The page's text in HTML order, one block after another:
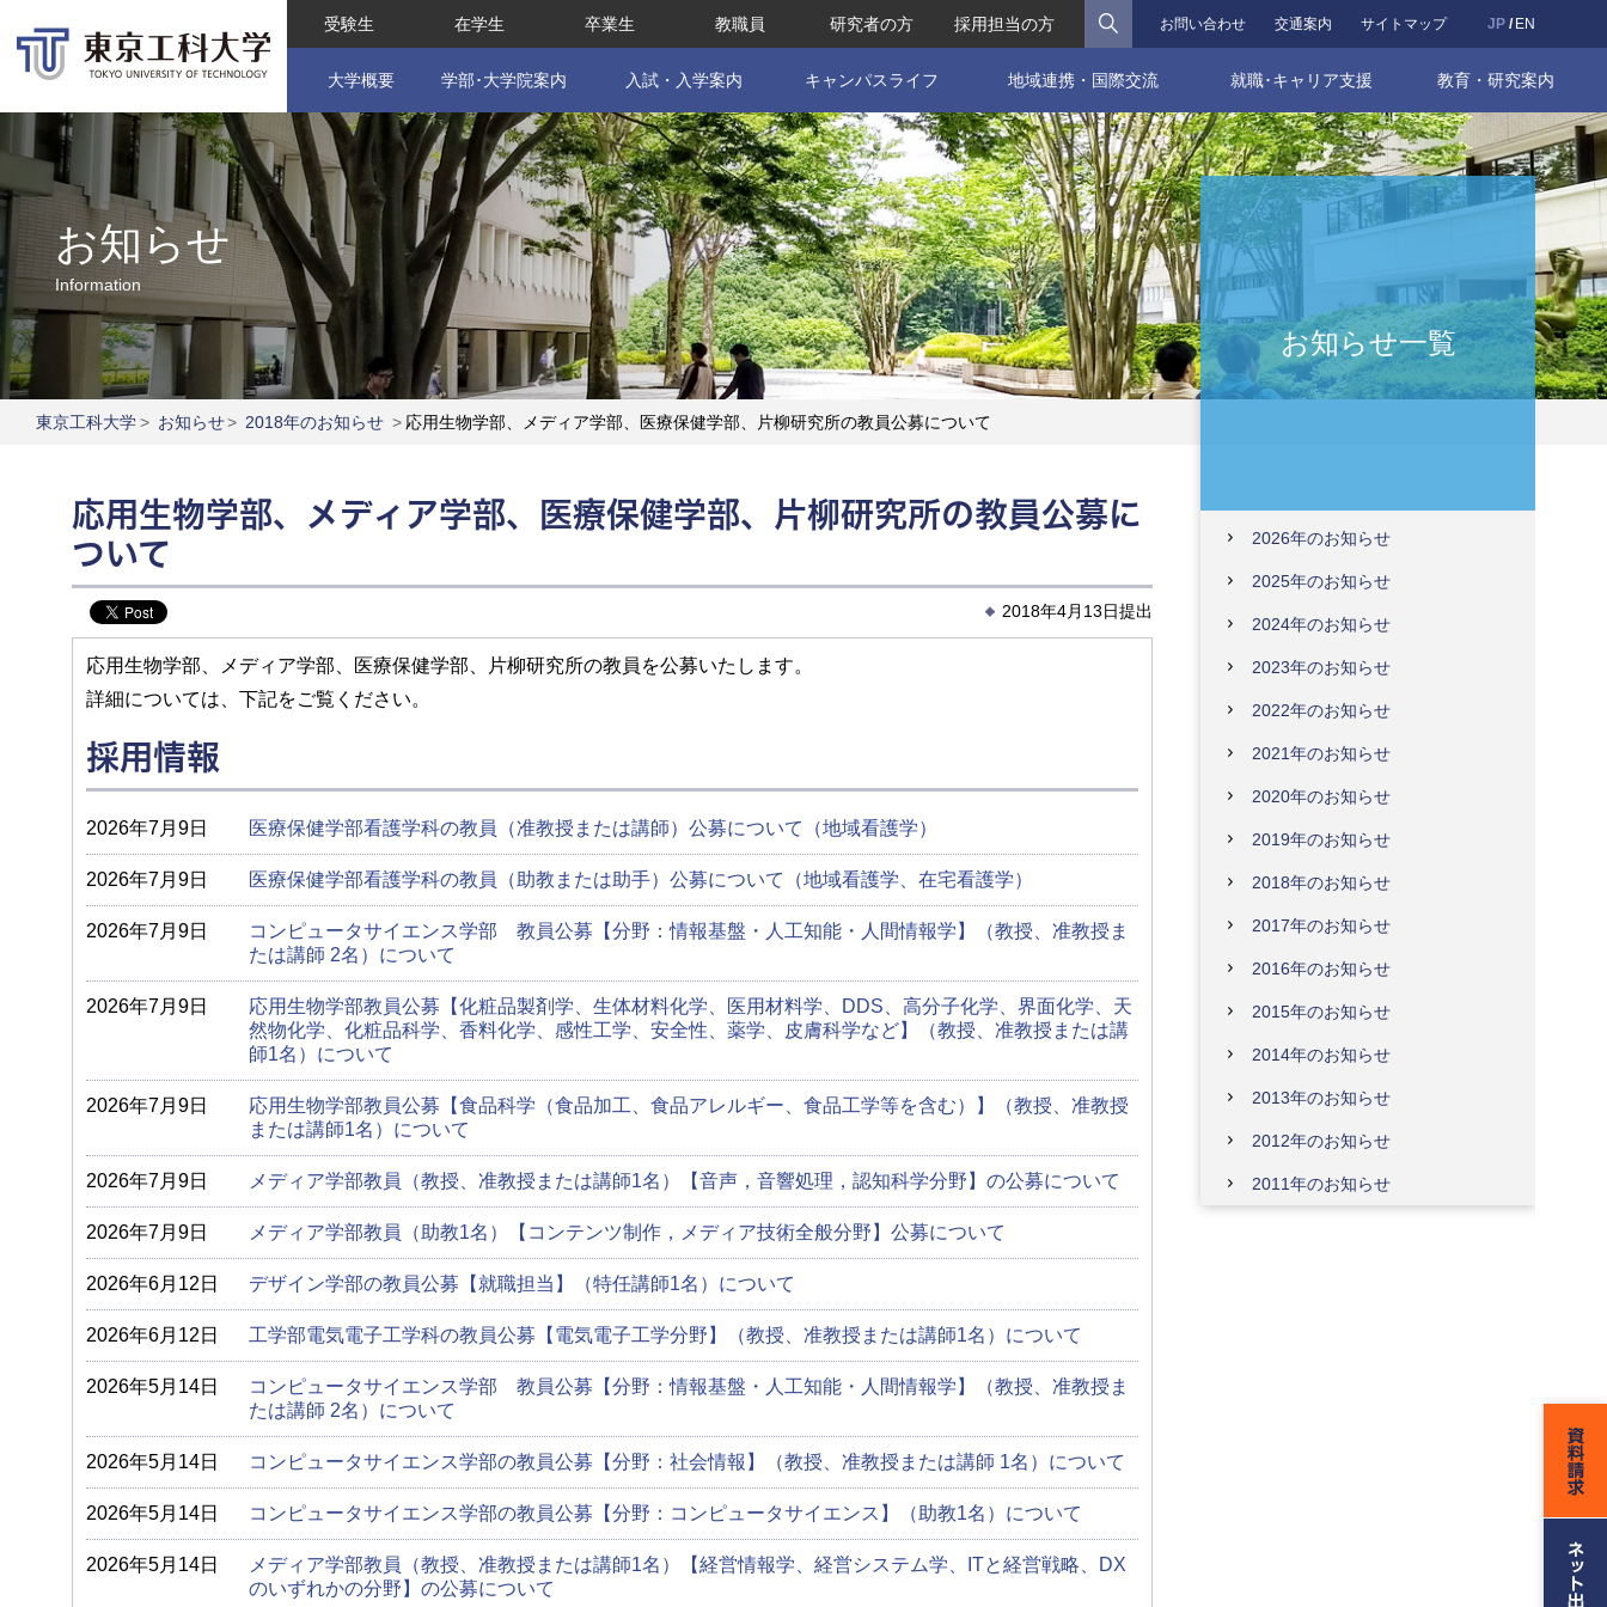
JP EN
お問い合わせ 交通案内 サイトマップ
受験生 在学生 卒業生 教職員 研究者の方 採用担当の方 検索
大学概要 学部･大学院案内 入試・入学案内 キャンパスライフ 地域連携・国際交流 就職･キャリア支援 教育・研究案内
お知らせ
Information
東京工科大学> お知らせ> 2018年のお知らせ > 応用生物学部、メディア学部、医療保健学部、片柳研究所の教員公募について
応用生物学部、メディア学部、医療保健学部、片柳研究所の教員公募に
ついて
2018年4月13日提出
応用生物学部、メディア学部、医療保健学部、片柳研究所の教員を公募いたします。
詳細については、下記をご覧ください。
採用情報
2026年7月9日 医療保健学部看護学科の教員（准教授または講師）公募について（地域看護学）
2026年7月9日 医療保健学部看護学科の教員（助教または助手）公募について（地域看護学、在宅看護学）
2026年7月9日
コンピュータサイエンス学部 教員公募【分野：情報基盤・人工知能・人間情報学】（教授、准教授ま
たは講師 2名）について
2026年7月9日
応用生物学部教員公募【化粧品製剤学、生体材料化学、医用材料学、DDS、高分子化学、界面化学、天
然物化学、化粧品科学、香料化学、感性工学、安全性、薬学、皮膚科学など】（教授、准教授または講
師1名）について
2026年7月9日
応用生物学部教員公募【食品科学（食品加工、食品アレルギー、食品工学等を含む）】（教授、准教授
または講師1名）について
2026年7月9日 メディア学部教員（教授、准教授または講師1名）【音声，音響処理，認知科学分野】の公募について
2026年7月9日 メディア学部教員（助教1名）【コンテンツ制作，メディア技術全般分野】公募について
2026年6月12日 デザイン学部の教員公募【就職担当】（特任講師1名）について
2026年6月12日 工学部電気電子工学科の教員公募【電気電子工学分野】（教授、准教授または講師1名）について
2026年5月14日
コンピュータサイエンス学部 教員公募【分野：情報基盤・人工知能・人間情報学】（教授、准教授ま
たは講師 2名）について
2026年5月14日 コンピュータサイエンス学部の教員公募【分野：社会情報】（教授、准教授または講師 1名）について
2026年5月14日 コンピュータサイエンス学部の教員公募【分野：コンピュータサイエンス】（助教1名）について
2026年5月14日
メディア学部教員（教授、准教授または講師1名）【経営情報学、経営システム学、ITと経営戦略、DX
のいずれかの分野】の公募について
お知らせ一覧
2026年のお知らせ
2025年のお知らせ
2024年のお知らせ
2023年のお知らせ
2022年のお知らせ
2021年のお知らせ
2020年のお知らせ
2019年のお知らせ
2018年のお知らせ
2017年のお知らせ
2016年のお知らせ
2015年のお知らせ
2014年のお知らせ
2013年のお知らせ
2012年のお知らせ
2011年のお知らせ